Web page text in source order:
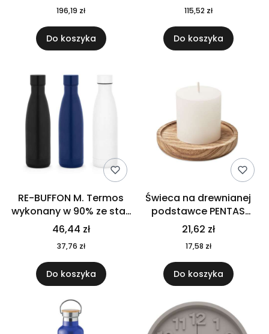
196,19 zł
Do koszyka
115,52 zł
Do koszyka
RE-BUFFON M. Termos
wykonany w 90% ze stali
nierdzewnej
pochodzącej z
recyklingu 520 ml 94294
46,44 zł
37,76 zł
Do koszyka
Świeca na drewnianej
podstawce PENTAS
MO6282-40
21,62 zł
17,58 zł
Do koszyka